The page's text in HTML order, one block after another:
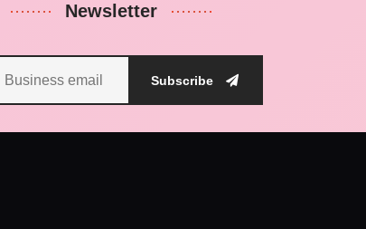
Newsletter
Subscribe